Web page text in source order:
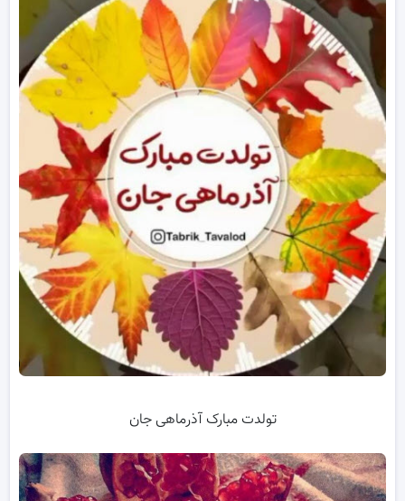
تولدت مبارک آذرماهی جان